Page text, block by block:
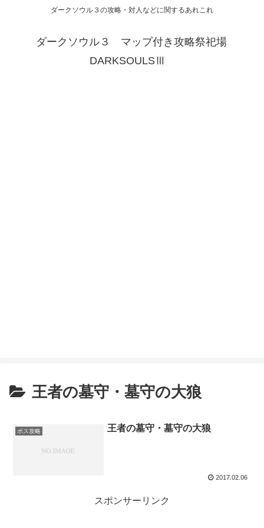
ダークソウル３の攻略・対人などに関するあれこれ
ダークソウル３ マップ付き攻略祭祀場
DARKSOULSⅢ
王者の墓守・墓守の大狼
ボス攻略 王者の墓守・墓守の大狼
2017.02.06
スポンサーリンク